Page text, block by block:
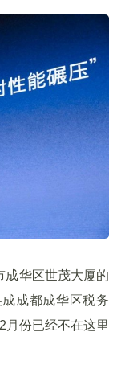
成华区世茂大厦的
成都成华区税务
月份已经不在这里